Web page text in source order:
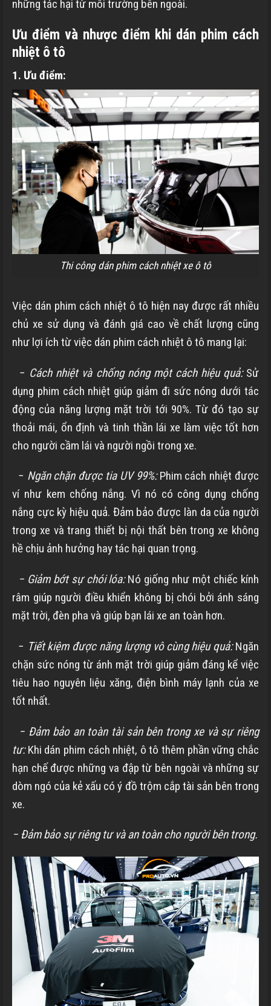
những tác hại từ môi trường bên ngoài.
Ưu điểm và nhược điểm khi dán phim cách
nhiệt ô tô
1. Ưu điểm:
Thi công dán phim cách nhiệt xe ô tô
Việc dán phim cách nhiệt ô tô hiện nay được rất nhiều
chủ xe sử dụng và đánh giá cao về chất lượng cũng
như lợi ích từ việc dán phim cách nhiệt ô tô mang lại:
− Cách nhiệt và chống nóng một cách hiệu quả:Sử
dụng phim cách nhiệt giúp giảm đi sức nóng dưới tác
động của năng lượng mặt trời tới 90%. Từ đó tạo sự
thoải mái, ổn định và tinh thần lái xe làm việc tốt hơn
cho người cầm lái và người ngồi trong xe.
− Ngăn chặn được tia UV 99%:Phim cách nhiệt được
ví như kem chống nắng. Vì nó có công dụng chống
nắng cực kỳ hiệu quả. Đảm bảo được làn da của người
trong xe và trang thiết bị nội thất bên trong xe không
hề chịu ảnh hưởng hay tác hại quan trọng.
− Giảm bớt sự chói lóa:Nó giống như một chiếc kính
râm giúp người điều khiển không bị chói bởi ánh sáng
mặt trời, đèn pha và giúp bạn lái xe an toàn hơn.
− Tiết kiệm được năng lượng vô cùng hiệu quả:Ngăn
chặn sức nóng từ ánh mặt trời giúp giảm đáng kể việc
tiêu hao nguyên liệu xăng, điện bình máy lạnh của xe
tốt nhất.
− Đảm bảo an toàn tài sản bên trong xe và sự riêng
tư:Khi dán phim cách nhiệt, ô tô thêm phần vững chắc
hạn chế được những va đập từ bên ngoài và những sự
dòm ngó của kẻ xấu có ý đồ trộm cắp tài sản bên trong
xe.
− Đảm bảo sự riêng tư và an toàn cho người bên trong.